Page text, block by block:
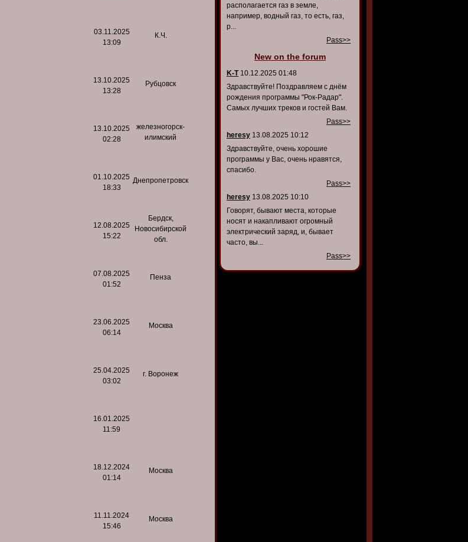
03.11.2025
13:09
К.Ч.
13.10.2025
13:28
Рубцовск
13.10.2025
02:28
железногорск-
илимский
01.10.2025
18:33
Днепропетровск
12.08.2025
15:22
Бердск,
Новосибирской
обл.
07.08.2025
01:52
Пенза
23.06.2025
06:14
Москва
25.04.2025
03:02
г. Воронеж
16.01.2025
11:59
18.12.2024
01:14
Москва
11.11.2024
15:46
Москва
располагается газ в земле,
например, водный газ, то есть, газ,
р...
Pass>>
New on the forum
K-T10.12.2025 01:48
Здравствуйте! Поздравляем с днём
рождения программы "Рок-Радар".
Самых лучших треков и гостей Вам.
Pass>>
heresy 13.08.2025 10:12
Здравствуйте, очень хорошие
программы у Вас, очень нравятся,
спасибо.
Pass>>
heresy 13.08.2025 10:10
Говорят, бывают места, которые
носят и накапливают огромный
электрический заряд, и, бывает
часто, вы...
Pass>>